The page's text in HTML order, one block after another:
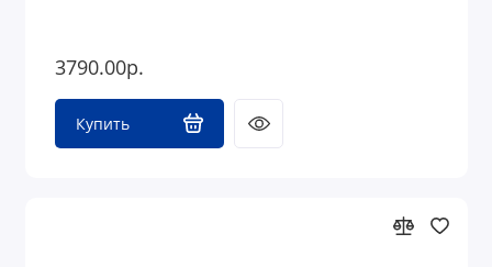
3790.00р.
Купить